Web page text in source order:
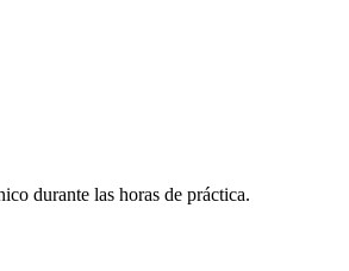
durante las horas de práctica.